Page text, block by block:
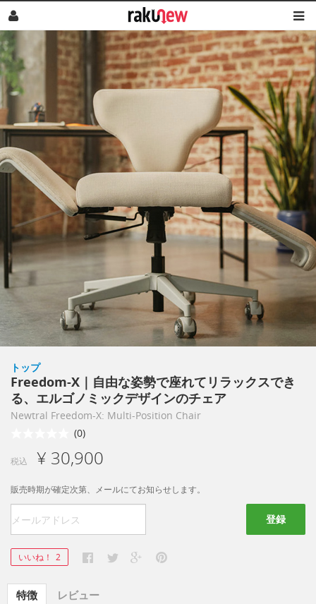
トップ
Freedom-X｜自由な姿勢で座れてリラックスでき
る、エルゴノミックデザインのチェア
Newtral Freedom-X: Multi-Position Chair
(0)
税込 ¥ 30,900
販売時期が確定次第、メールにてお知らせします。
登録
いいね！ 2
特徴 レビュー